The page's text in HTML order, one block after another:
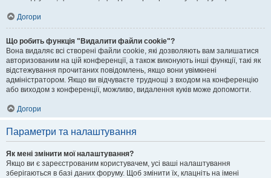
Догори
Що робить функція "Видалити файли cookie"?
Вона видаляє всі створені файли cookie, які дозволяють вам залишатися
авторизованим на цій конференції, а також виконують інші функції, такі як
відстежування прочитаних повідомлень, якщо вони увімкнені
адміністратором. Якщо ви відчуваєте труднощі з входом на конференцію
або виходом з конференції, можливо, видалення куків може допомогти.
Догори
Параметри та налаштування
Як мені змінити мої налаштування?
Якщо ви є зареєстрованим користувачем, усі ваші налаштування
зберігаються в базі даних форуму. Щоб змінити їх, клацніть на імені